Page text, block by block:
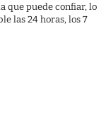
que puede confiar, lo
las 24 horas, los 7